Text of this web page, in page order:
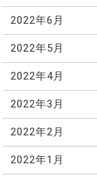
2022年6月
2022年5月
2022年4月
2022年3月
2022年2月
2022年1月